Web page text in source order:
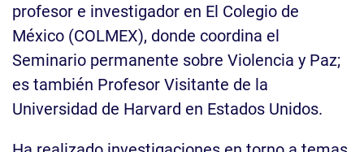
profesor e investigador en El Colegio de
México (COLMEX), donde coordina el
Seminario permanente sobre Violencia y Paz;
es también Profesor Visitante de la
Universidad de Harvard en Estados Unidos.